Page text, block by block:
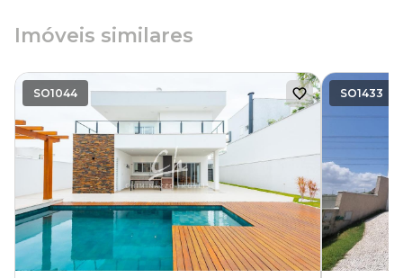
Imóveis similares
SO1044 SO1433